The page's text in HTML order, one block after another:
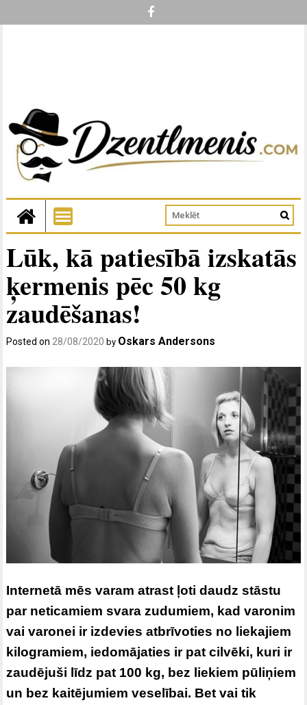
Lūk, kā patiesībā izskatās
ķermenis pēc 50 kg
zaudēšanas!
Posted on28/08/2020 by Oskars Andersons
Internetā mēs varam atrast ļoti daudz stāstu
par neticamiem svara zudumiem, kad varonim
vai varonei ir izdevies atbrīvoties no liekajiem
kilogramiem, iedomājaties ir pat cilvēki, kuri ir
zaudējuši līdz pat 100 kg, bez liekiem pūliņiem
un bez kaitējumiem veselībai. Bet vai tik